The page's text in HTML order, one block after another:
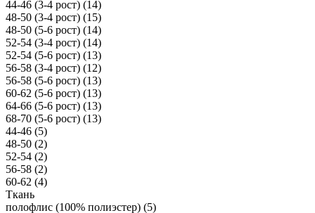
44-46 (3-4 рост) (14)
48-50 (3-4 рост) (15)
48-50 (5-6 рост) (14)
52-54 (3-4 рост) (14)
52-54 (5-6 рост) (13)
56-58 (3-4 рост) (12)
56-58 (5-6 рост) (13)
60-62 (5-6 рост) (13)
64-66 (5-6 рост) (13)
68-70 (5-6 рост) (13)
44-46 (5)
48-50 (2)
52-54 (2)
56-58 (2)
60-62 (4)
Ткань
полофлис (100% полиэстер) (5)